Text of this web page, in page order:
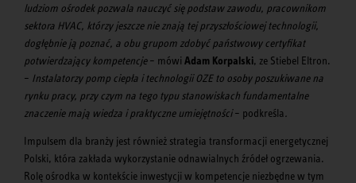
ludziom ośrodek pozwala nauczyć się podstaw zawodu, pracownikom
sektora HVAC, którzy jeszcze nie znają tej przyszłościowej technologii,
dogłębnie ją poznać, a obu grupom zdobyć państwowy certyfikat
potwierdzający kompetencje– mówi Adam Korpalski, ze Stiebel Eltron.
– Instalatorzy pomp ciepła i technologii OZE to osoby poszukiwane na
rynku pracy, przy czym na tego typu stanowiskach fundamentalne
znaczenie mają wiedza i praktyczne umiejętności– podkreśla
Impulsem dla branży jest również strategia transformacji energetycznej
Polski, która zakłada wykorzystanie odnawialnych źródeł ogrzewania.
Rolę ośrodka w kontekście inwestycji w kompetencje niezbędne w tym